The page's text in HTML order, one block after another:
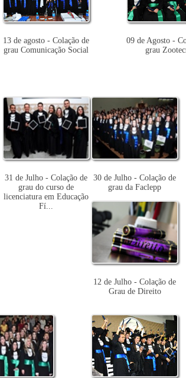
13 de agosto - Colação de
grau Comunicação Social
09 de Agosto -
grau
31 de Julho - Colação de
grau do curso de
licenciatura em Educação
Fí...
30 de Julho - Colação de
grau da Faclepp
12 de Julho - Colação de
Grau de Direito